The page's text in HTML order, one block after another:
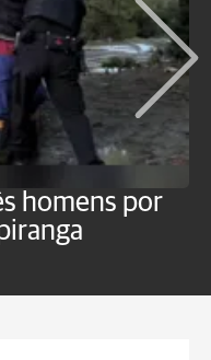
homens por